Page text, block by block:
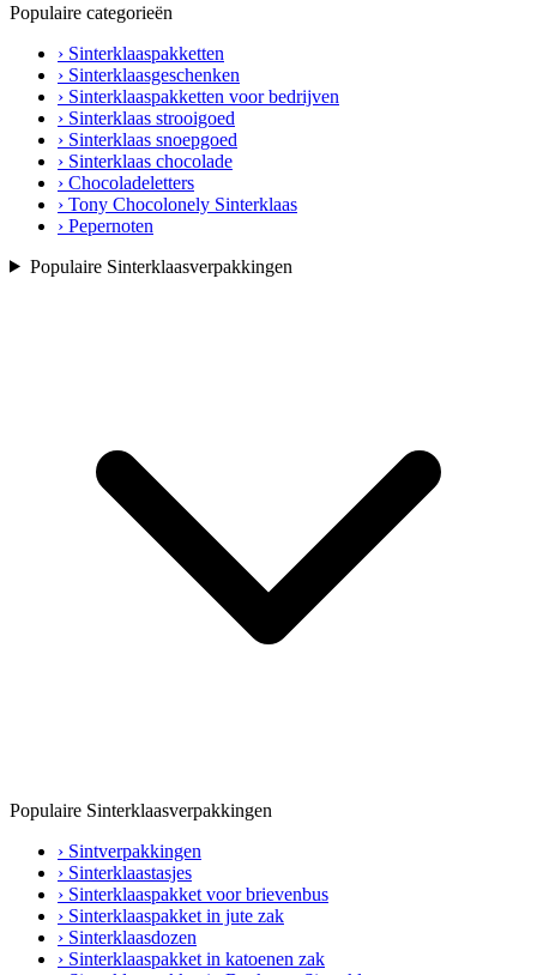
Populaire categorieën
› Sinterklaaspakketten
› Sinterklaasgeschenken
› Sinterklaaspakketten voor bedrijven
› Sinterklaas strooigoed
› Sinterklaas snoepgoed
› Sinterklaas chocolade
› Chocoladeletters
› Tony Chocolonely Sinterklaas
› Pepernoten
Populaire Sinterklaasverpakkingen
Populaire Sinterklaasverpakkingen
› Sintverpakkingen
› Sinterklaastasjes
› Sinterklaaspakket voor brievenbus
› Sinterklaaspakket in jute zak
› Sinterklaasdozen
› Sinterklaaspakket in katoenen zak